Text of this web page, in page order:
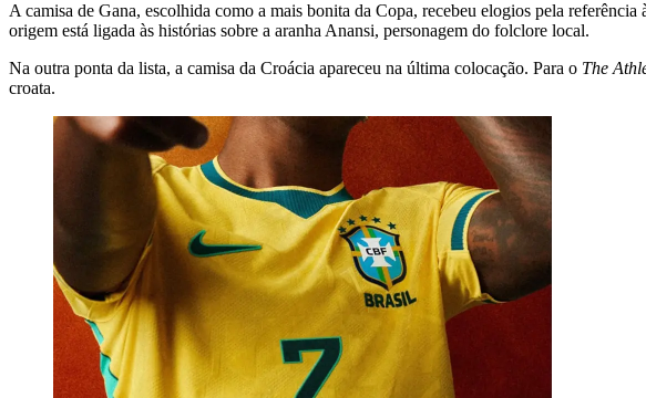
A camisa de Gana, escolhida como a mais bonita da Copa, recebeu elogios pela
origem está ligada às histórias sobre a aranha Anansi, personagem do folclore local.
Na outra ponta da lista, a camisa da Croácia apareceu na última colocação. Para o The
croata.